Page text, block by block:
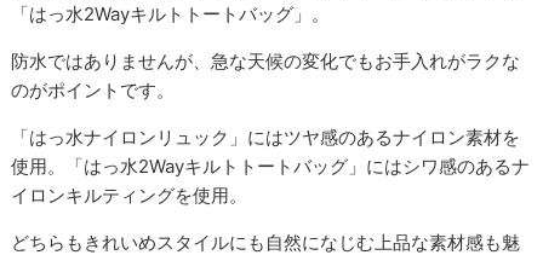
「はっ水2Wayキルトトートバッグ」。
防水ではありませんが、急な天候の変化でもお手入れがラクな
のがポイントです。
「はっ水ナイロンリュック」にはツヤ感のあるナイロン素材を
使用。「はっ水2Wayキルトトートバッグ」にはシワ感のあるナ
イロンキルティングを使用。
どちらもきれいめスタイルにも自然になじむ上品な素材感も魅